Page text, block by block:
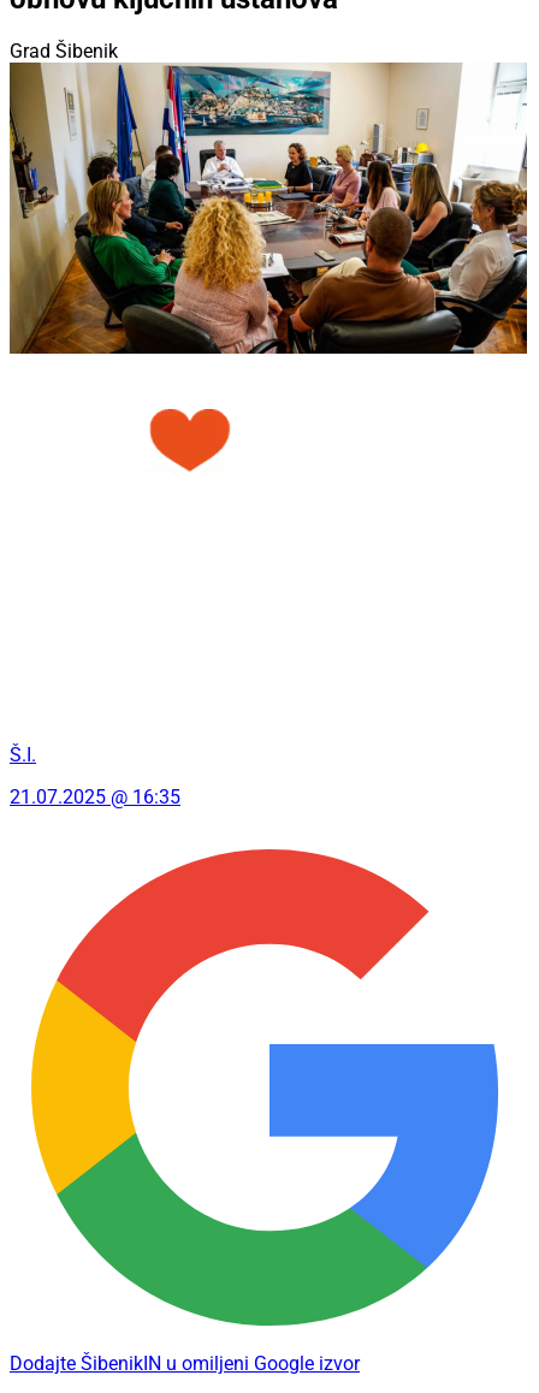
Grad Šibenik
Š.I.
21.07.2025 @ 16:35
Dodajte ŠibenikIN u omiljeni Google izvor